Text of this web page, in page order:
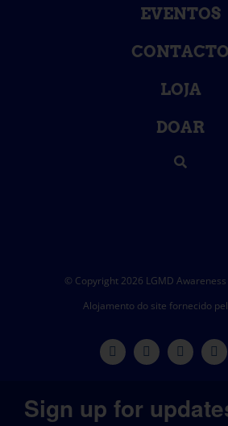
EVENTOS
CONTACTO
LOJA
DOAR
© Copyright 2026 LGMD
Alojamento do site fornecido
Sign up for